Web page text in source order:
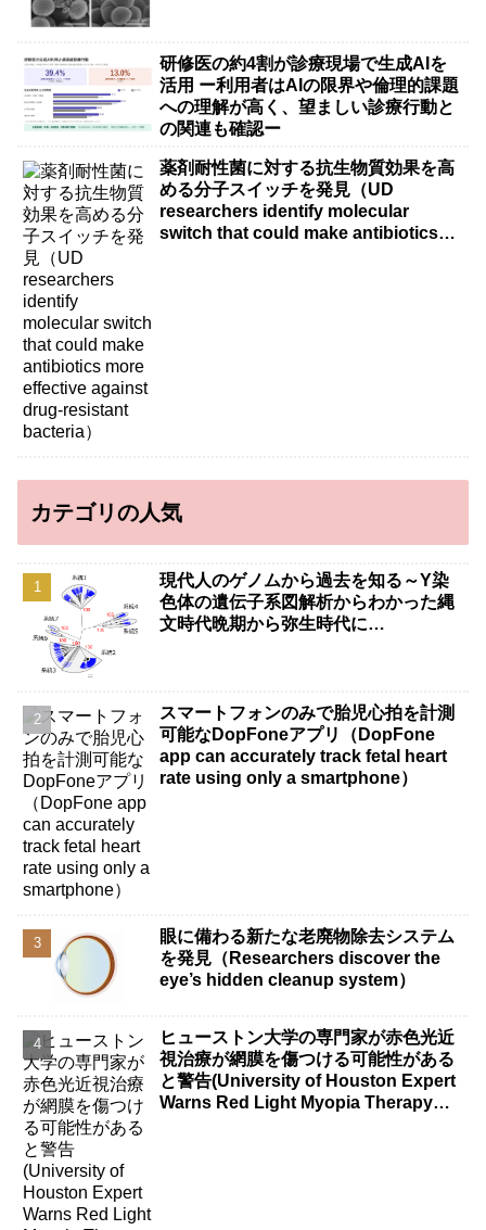
研修医の約4割が診療現場で生成AIを
活用 ー利用者はAIの限界や倫理的課題
への理解が高く、望ましい診療行動と
の関連も確認ー
薬剤耐性菌に対する抗生物質効果を高
める分子スイッチを発見（UD
researchers identify molecular
switch that could make antibiotics
カテゴリの人気
現代人のゲノムから過去を知る～Y染
色体の遺伝子系図解析からわかった縄
文時代晩期から弥生時代に…
スマートフォンのみで胎児心拍を計測
可能なDopFoneアプリ（DopFone
app can accurately track fetal heart
rate using only a smartphone）
眼に備わる新たな老廃物除去システム
を発見（Researchers discover the
eye’s hidden cleanup system）
ヒューストン大学の専門家が赤色光近
視治療が網膜を傷つける可能性がある
と警告(University of Houston Expert
Warns Red Light Myopia Therapy